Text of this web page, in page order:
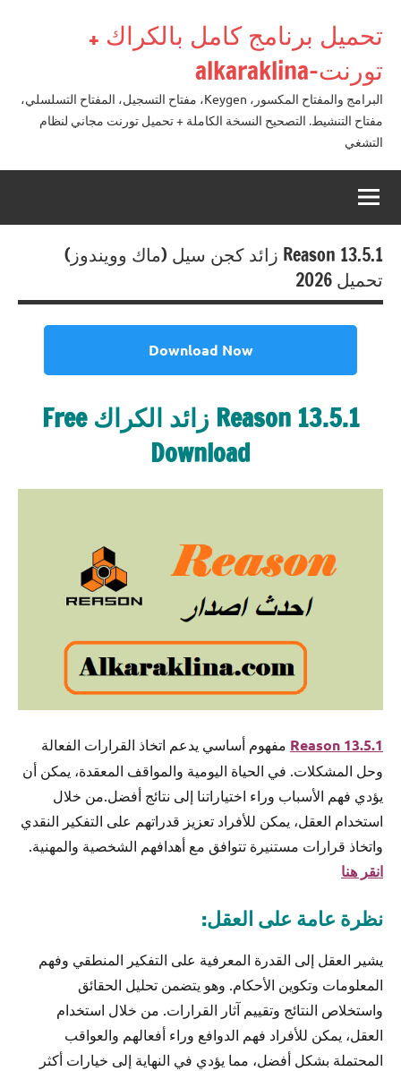
تحميل برنامج كامل بالكراك +
تورنت-alkaraklina
البرامج والمفتاح المكسور، Keygen، مفتاح التسجيل، المفتاح التسلسلي،
مفتاح التنشيط. التصحيح النسخة الكاملة + تحميل تورنت مجاني لنظام
التشغي
Reason 13.5.1 زائد كجن سيل (ماك وويندوز)
تحميل 2026
Download Now
Reason 13.5.1 زائد الكراك Free
Download
Reason 13.5.1 مفهوم أساسي يدعم اتخاذ القرارات الفعالة
وحل المشكلات. في الحياة اليومية والمواقف المعقدة، يمكن أن
يؤدي فهم الأسباب وراء اختياراتنا إلى نتائج أفضل.من خلال
استخدام العقل، يمكن للأفراد تعزيز قدراتهم على التفكير النقدي
واتخاذ قرارات مستنيرة تتوافق مع أهدافهم الشخصية والمهنية.
انقر هنا
نظرة عامة على العقل:
يشير العقل إلى القدرة المعرفية على التفكير المنطقي وفهم
المعلومات وتكوين الأحكام. وهو يتضمن تحليل الحقائق
واستخلاص النتائج وتقييم آثار القرارات. من خلال استخدام
العقل، يمكن للأفراد فهم الدوافع وراء أفعالهم والعواقب
المحتملة بشكل أفضل، مما يؤدي في النهاية إلى خيارات أكثر